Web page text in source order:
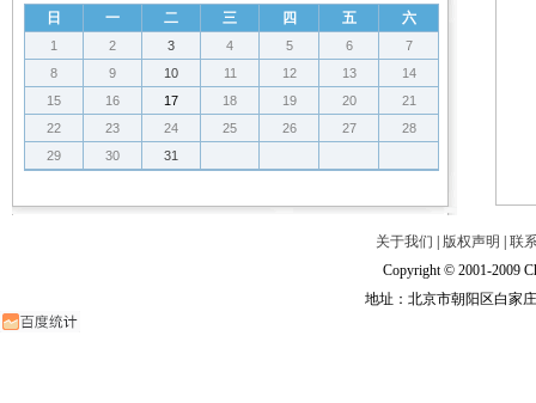
日 一 二 三 四 五 六
1 2 3 4 5 6
7
8
9 10 11 12 13
14
15
16 17 18 19 20
21
22
23 24 25 26 27
28
29
30 31
关于我们 版权声明
联
Copyright © 2001-2009
地址：北京市朝阳区白家